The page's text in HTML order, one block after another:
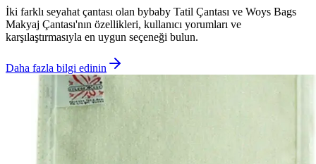
İki farklı seyahat çantası olan bybaby Tatil Çantası ve Woys Bags
Makyaj Çantası'nın özellikleri, kullanıcı yorumları ve
karşılaştırmasıyla en uygun seçeneği bulun.
Daha fazla bilgi edinin